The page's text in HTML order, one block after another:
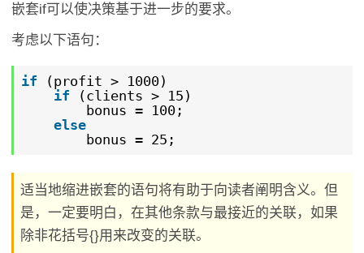
嵌套if可以使决策基于进一步的要求。
考虑以下语句：
if
(profit > 1000)
if
(clients > 15)
bonus = 100;
else
bonus = 25;
适当地缩进嵌套的语句将有助于向读者阐明含义。但
是，一定要明白，在其他条款与最接近的关联，如果
除非花括号{}用来改变的关联。